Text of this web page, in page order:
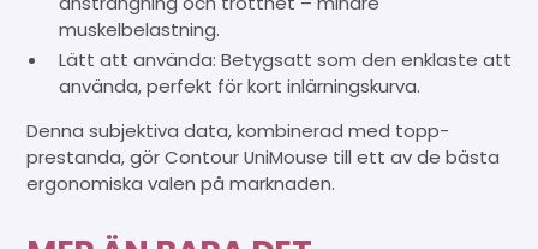
muskelbelastning.
Lätt att använda: Betygsatt som den enklaste att
använda, perfekt för kort inlärningskurva.
Denna subjektiva data, kombinerad med topp-
prestanda, gör Contour UniMouse till ett av de bästa
ergonomiska valen på marknaden.